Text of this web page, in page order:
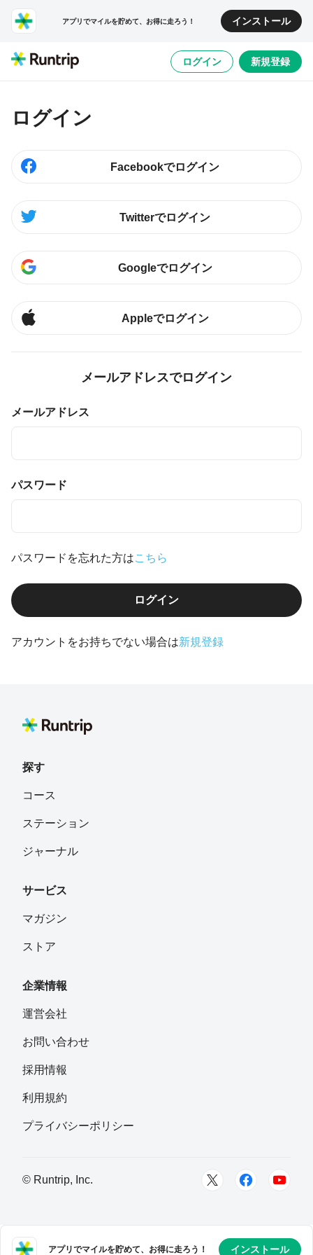
アプリでマイルを貯めて、お得に走ろう！ インストール
ログイン 新規登録
ログイン
Facebookでログイン
Twitterでログイン
Googleでログイン
Appleでログイン
メールアドレスでログイン
メールアドレス
パスワード
パスワードを忘れた方はこちら
ログイン
アカウントをお持ちでない場合は新規登録
探す
コース
ステーション
ジャーナル
サービス
マガジン
ストア
企業情報
運営会社
お問い合わせ
採用情報
利用規約
プライバシーポリシー
© Runtrip, Inc.
アプリでマイルを貯めて、お得に走ろう！ インストール